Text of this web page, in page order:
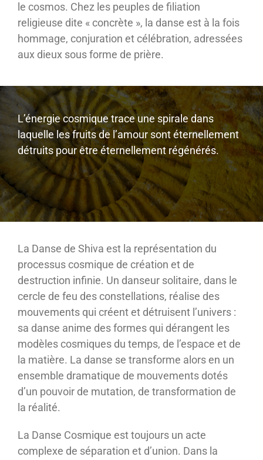
le cosmos. Chez les peuples de filiation
religieuse dite « concrète », la danse est à la fois
hommage, conjuration et célébration, adressées
aux dieux sous forme de prière.
L’énergie cosmique trace une spirale dans
laquelle les fruits de l’amour sont éternellement
détruits pour être éternellement régénérés.
La Danse de Shiva est la représentation du
processus cosmique de création et de
destruction infinie. Un danseur solitaire, dans le
cercle de feu des constellations, réalise des
mouvements qui créent et détruisent l’univers :
sa danse anime des formes qui dérangent les
modèles cosmiques du temps, de l’espace et de
la matière. La danse se transforme alors en un
ensemble dramatique de mouvements dotés
d’un pouvoir de mutation, de transformation de
la réalité.
La Danse Cosmique est toujours un acte
complexe de séparation et d’union. Dans la